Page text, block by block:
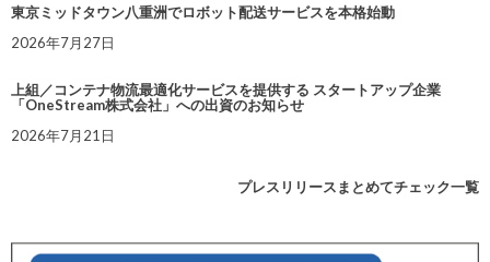
東京ミッドタウン八重洲でロボット配送サービスを本格始動
2026年7月27日
上組／コンテナ物流最適化サービスを提供する スタートアップ企業
「OneStream株式会社」への出資のお知らせ
2026年7月21日
プレスリリースまとめてチェック一覧